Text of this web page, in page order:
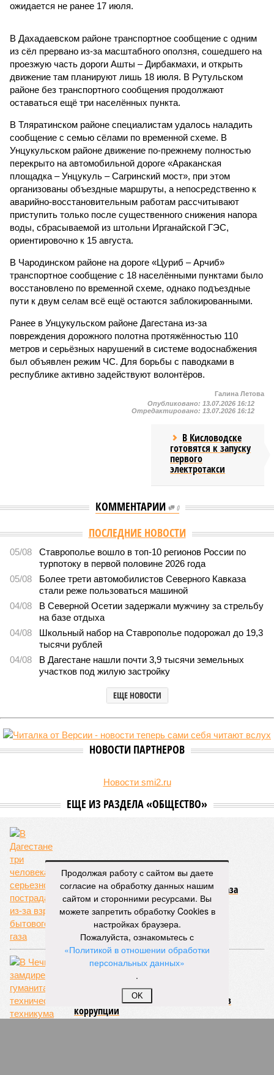
ожидается не ранее 17 июля.
В Дахадаевском районе транспортное сообщение с одним
из сёл прервано из-за масштабного оползня, сошедшего на
проезжую часть дороги Ашты – Дирбакмахи, и открыть
движение там планируют лишь 18 июля. В Рутульском
районе без транспортного сообщения продолжают
оставаться ещё три населённых пункта.
В Тляратинском районе специалистам удалось наладить
сообщение с семью сёлами по временной схеме. В
Унцукульском районе движение по-прежнему полностью
перекрыто на автомобильной дороге «Араканская
площадка – Унцукуль – Сагринский мост», при этом
организованы объездные маршруты, а непосредственно к
аварийно-восстановительным работам рассчитывают
приступить только после существенного снижения напора
воды, сбрасываемой из штольни Ирганайской ГЭС,
ориентировочно к 15 августа.
В Чародинском районе на дороге «Цуриб – Арчиб»
транспортное сообщение с 18 населёнными пунктами было
восстановлено по временной схеме, однако подъездные
пути к двум селам всё ещё остаются заблокированными.
Ранее в Унцукульском районе Дагестана из-за
повреждения дорожного полотна протяжённостью 110
метров и серьёзных нарушений в системе водоснабжения
был объявлен режим ЧС. Для борьбы с паводками в
республике активно задействуют волонтёров.
Галина Летова
Опубликовано: 13.07.2026 16:12
Отредактировано: 13.07.2026 16:12
В Кисловодске
готовятся к запуску
первого
электротакси
КОММЕНТАРИИ 0
ПОСЛЕДНИЕ НОВОСТИ
05/08
Ставрополье вошло в топ-10 регионов России по
турпотоку в первой половине 2026 года
05/08
Более трети автомобилистов Северного Кавказа
стали реже пользоваться машиной
04/08
В Северной Осетии задержали мужчину за стрельбу
на базе отдыха
04/08
Школьный набор на Ставрополье подорожал до 19,3
тысячи рублей
04/08
В Дагестане нашли почти 3,9 тысячи земельных
участков под жилую застройку
ЕЩЕ НОВОСТИ
НОВОСТИ ПАРТНЕРОВ
Новости smi2.ru
ЕЩЕ ИЗ РАЗДЕЛА «ОБЩЕСТВО»
В Дагестане три человека серьезно
пострадали из-за взрыва бытового газа
В Чечне замдиректора гуманитарно-
технического техникума заподозрен в
коррупции
Продолжая работу с сайтом вы даете
согласие на обработку данных нашим
сайтом и сторонними ресурсами. Вы
можете запретить обработку Cookies в
настройках браузера.
Пожалуйста, ознакомьтесь с
«Политикой в отношении обработки
персональных данных»
.
OK